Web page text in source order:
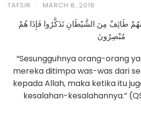
TAFSIR · MARCH 8, 2016
طَائِفٌ مِنَ الشَّيْطَانِ تَذَكَّرُوا فَإِذَا هُمْ
مُبْصِرُونَ
“Sesungguhnya orang-orang
mereka ditimpa was-was dari
kepada Allah, maka ketika itu
kesalahan-kesalahannya.”